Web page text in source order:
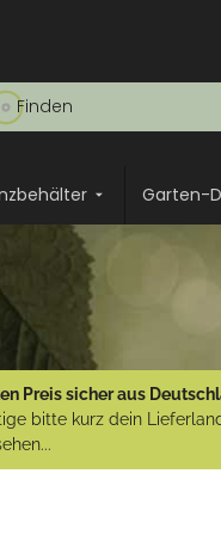
Garten-
Preis sicher aus
bitte kurz dein